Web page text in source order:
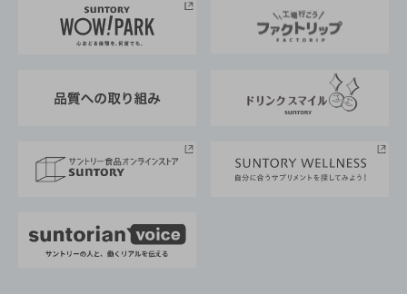
地域情報
サントリーサンバーズ大阪
サントリーが考えるサステナビリティ経営
企業概要
採用情報